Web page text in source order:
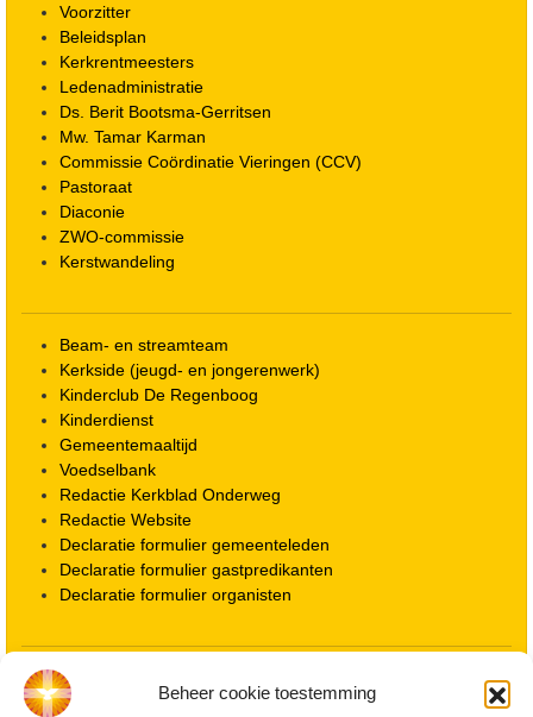
Beheer cookie toestemming
Voorzitter
Beleidsplan
Kerkrentmeesters
Ledenadministratie
Ds. Berit Bootsma-Gerritsen
Mw. Tamar Karman
Commissie Coördinatie Vieringen (CCV)
Pastoraat
Diaconie
ZWO-commissie
Kerstwandeling
Beam- en streamteam
Kerkside (jeugd- en jongerenwerk)
Kinderclub De Regenboog
Kinderdienst
Gemeentemaaltijd
Voedselbank
Redactie Kerkblad Onderweg
Redactie Website
Declaratie formulier gemeenteleden
Declaratie formulier gastpredikanten
Declaratie formulier organisten
Locatie kerk
ANBI informatie PGWD